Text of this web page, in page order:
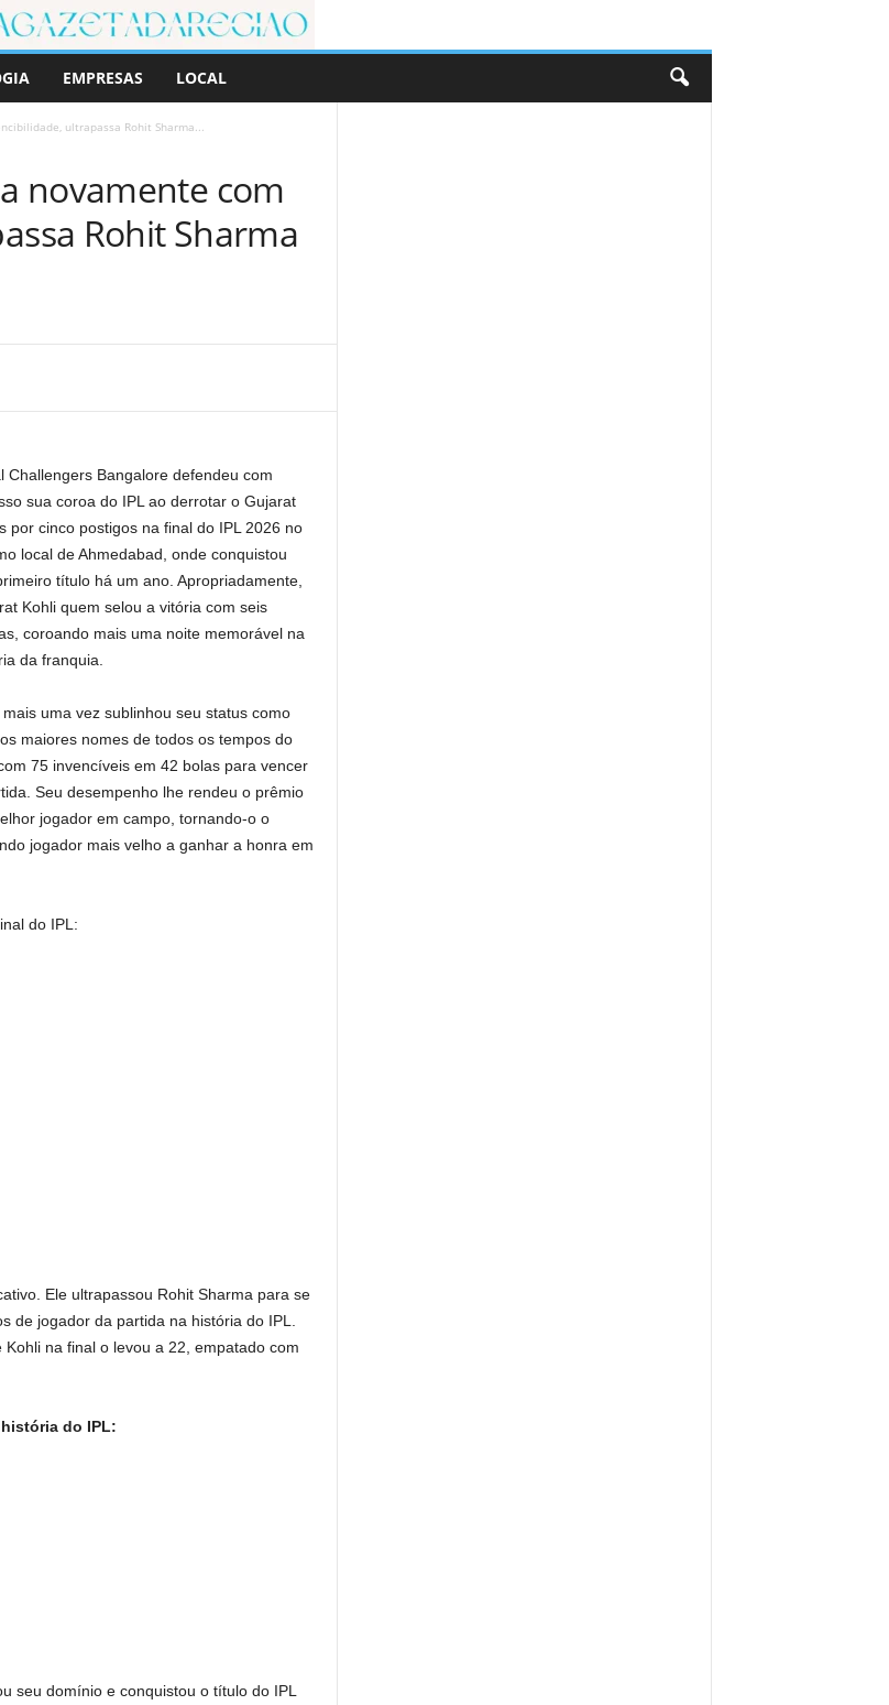
EMPRESAS LOCAL
ultrapassa Rohit Sharma...
novamente com
Rohit Sharma
Challengers Bangalore defendeu com
sua coroa do IPL ao derrotar o Gujarat
por cinco postigos na final do IPL 2026 no
local de Ahmedabad, onde conquistou
título há um ano. Apropriadamente,
Kohli quem selou a vitória com seis
coroando mais uma noite memorável na
da franquia.
mais uma vez sublinhou seu status como
maiores nomes de todos os tempos do
75 invencíveis em 42 bolas para vencer
Seu desempenho lhe rendeu o prêmio
jogador em campo, tornando-o o
jogador mais velho a ganhar a honra em
do IPL:
Ele ultrapassou Rohit Sharma para se
jogador da partida na história do IPL.
na final o levou a 22, empatado com
do IPL:
seu domínio e conquistou o título do IPL